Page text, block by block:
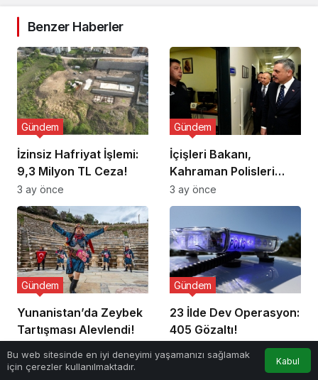
Benzer Haberler
İzinsiz Hafriyat İşlemi:
9,3 Milyon TL Ceza!
Gündem
3 ay önce
İçişleri Bakanı,
Kahraman Polisleri
Ziyaret Etti
Gündem
3 ay önce
Yunanistan’da Zeybek
Tartışması Alevlendi!
Gündem
23 İlde Dev Operasyon:
405 Gözaltı!
Gündem
Bu web sitesinde en iyi deneyimi yaşamanızı sağlamak
için çerezler kullanılmaktadır.
Kabul